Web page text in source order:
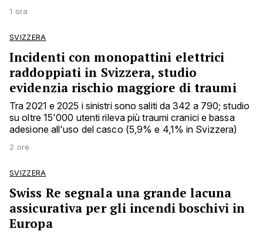
1 ora
SVIZZERA
Incidenti con monopattini elettrici
raddoppiati in Svizzera, studio
evidenzia rischio maggiore di traumi
Tra 2021 e 2025 i sinistri sono saliti da 342 a 790; studio
su oltre 15'000 utenti rileva più traumi cranici e bassa
adesione all'uso del casco (5,9% e 4,1% in Svizzera)
2 ore
SVIZZERA
Swiss Re segnala una grande lacuna
assicurativa per gli incendi boschivi in
Europa